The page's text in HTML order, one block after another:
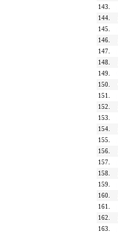
143.
144.
145.
146.
147.
148.
149.
150.
151.
152.
153.
154.
155.
156.
157.
158.
159.
160.
161.
162.
163.